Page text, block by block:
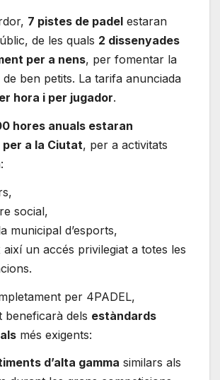
7 pistes de padel estaran
de les quals 2 dissenyades
per a nens, per fomentar la
ben petits. La tarifa anunciada
hora i per jugador.
hores anuals estaran
a la Ciutat, per a activitats
social,
municipal d’esports,
un accés privilegiat a totes les
per 4PADEL,
beneficarà dels estàndards
més exigents:
d’alta gamma similars als